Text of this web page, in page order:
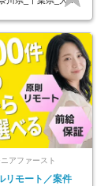
アファースト
リモート／案件